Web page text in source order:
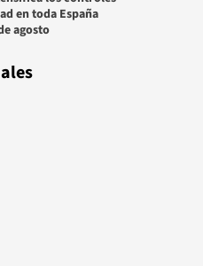
en toda España
agosto